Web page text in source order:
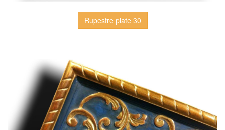
Rupestre plate 30